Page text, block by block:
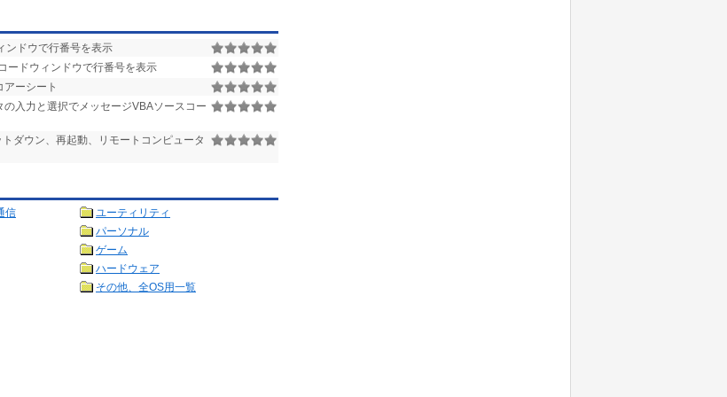
ンドウで行番号を表示
ードウィンドウで行番号を表示
ーシート
の入力と選択でメッセージVBAソースコー
ダウン、再起動、リモートコンピュータ
信
ユーティリティ
パーソナル
ゲーム
ハードウェア
その他、全OS用一覧